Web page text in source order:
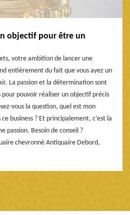
objectif pour être un
votre ambition de lancer une
entièrement du fait que vous ayez un
La passion et la détermination sont
pour pouvoir réaliser un objectif précis
vous la question, quel est mon
business ? Et principalement, c’est la
passion. Besoin de conseil ?
chevronné Antiquaire Debord,